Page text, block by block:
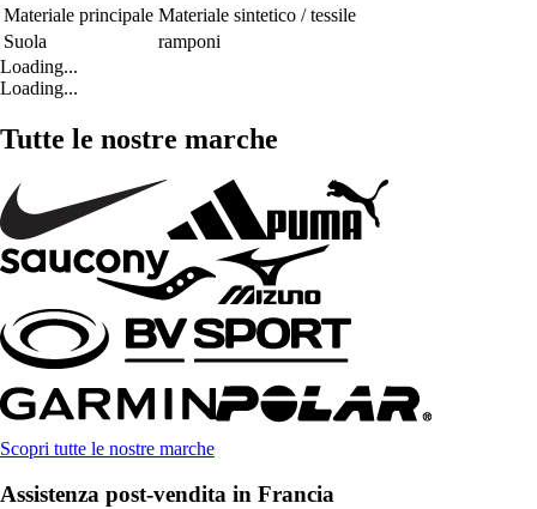
Materiale principale Materiale sintetico / tessile
Suola
ramponi
Loading...
Loading...
Tutte le nostre marche
Scopri tutte le nostre marche
Assistenza post-vendita in Francia